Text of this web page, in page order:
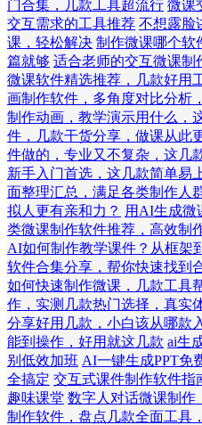
门合集，几款工具超流行 微课
交互需求的工具推荐 不想露脸
课，轻松解决 制作微课哪个软
篇就够 适合老师的交互微课制
微课软件精选推荐，几款好用
画制作软件，多角度对比分析
制作动画，教学演示用什么，
件，几款干货分享，做课从此
件做的，专业又不复杂，这几
新手入门首选，这几款简单易
面整理汇总，满足各类制作人
拟人更有亲和力？ 用AI生成微
类微课制作软件推荐，高效制
AI如何制作教学课件？从框架
软件合集分享，帮你快速找到
如何快速制作微课，几款工具
作，实测几款热门选择，真实
分享好用几款，小白该从哪款
能到操作，好用就这几款 ai生
别低效加班 AI一键生成PPT免
全搞定 交互式课件制作软件指
趣味课堂 数字人对话微课制作
制作软件，盘点几款全面工具